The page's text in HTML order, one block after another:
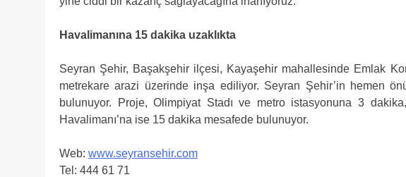
Havalimanına 15 dakika uzaklıkta
Seyran Şehir, Başakşehir ilçesi, Kayaşehir mahallesinde Emlak
metrekare arazi üzerinde inşa ediliyor. Seyran Şehir’in hemen
bulunuyor. Proje, Olimpiyat Stadı ve metro istasyonuna 3
Havalimanı’na ise 15 dakika mesafede bulunuyor.
Web: www.seyransehir.com
Tel: 444 61 71